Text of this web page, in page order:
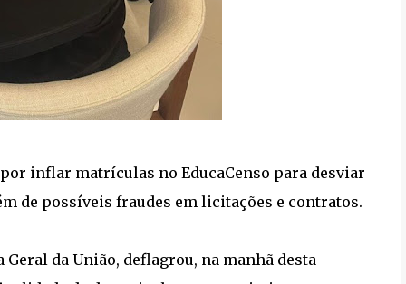
inflar matrículas no EducaCenso para desviar
de possíveis fraudes em licitações e contratos.
da União, deflagrou, na manhã desta